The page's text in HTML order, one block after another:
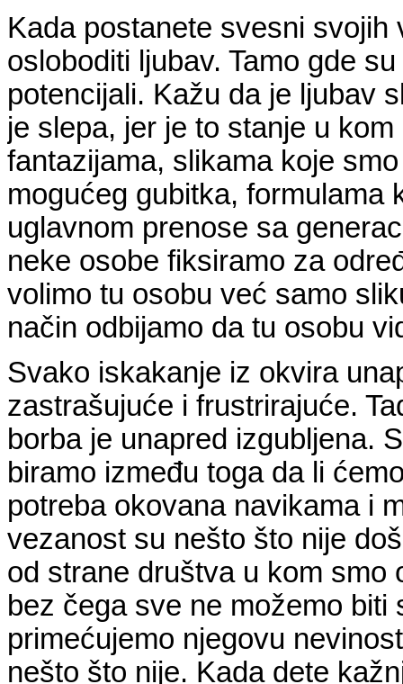
Kada postanete svesni
osloboditi ljubav. Tamo gde
potencijali. Kažu da je ljubav
je slepa, jer je to stanje u
fantazijama, slikama koje
mogućeg gubitka, formulama
uglavnom prenose sa
neke osobe fiksiramo za
volimo tu osobu već samo
način odbijamo da tu osobu
Svako iskakanje iz okvira
zastrašujuće i frustrirajuće.
borba je unapred izgubljena.
biramo između toga da li
potreba okovana navikama i
vezanost su nešto što nije
od strane društva u kom smo
bez čega sve ne možemo
primećujemo njegovu
nešto što nije. Kada dete